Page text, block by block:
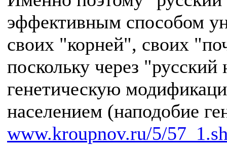
эффективным способом
своих "корней", своих
поскольку через
генетическую
населением (наподобие
www.kroupnov.ru/5/